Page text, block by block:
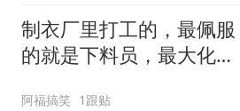
制衣厂里打工的，最佩服
的就是下料员，最大化利
阿福搞笑 1跟贴